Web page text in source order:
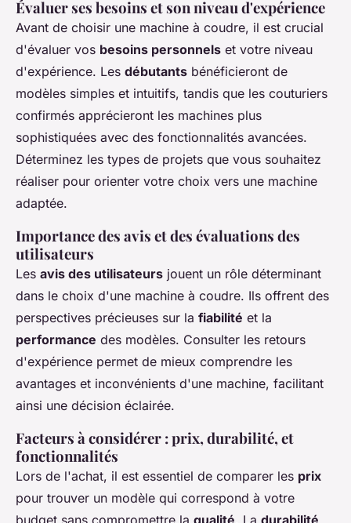
Évaluer ses besoins et son niveau d'expérience
Avant de choisir une machine à coudre, il est crucial
d'évaluer vos besoins personnels et votre niveau
d'expérience. Les débutants bénéficieront de
modèles simples et intuitifs, tandis que les couturiers
confirmés apprécieront les machines plus
sophistiquées avec des fonctionnalités avancées.
Déterminez les types de projets que vous souhaitez
réaliser pour orienter votre choix vers une machine
adaptée.
Importance des avis et des évaluations des
utilisateurs
Les avis des utilisateurs jouent un rôle déterminant
dans le choix d'une machine à coudre. Ils offrent des
perspectives précieuses sur la fiabilité et la
performance des modèles. Consulter les retours
d'expérience permet de mieux comprendre les
avantages et inconvénients d'une machine, facilitant
ainsi une décision éclairée.
Facteurs à considérer : prix, durabilité, et
fonctionnalités
Lors de l'achat, il est essentiel de comparer les prix
pour trouver un modèle qui correspond à votre